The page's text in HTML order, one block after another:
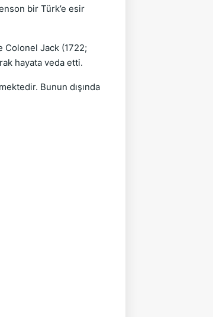
bir Türk’e esir
Colonel Jack (1722;
hayata veda etti.
Bunun dışında